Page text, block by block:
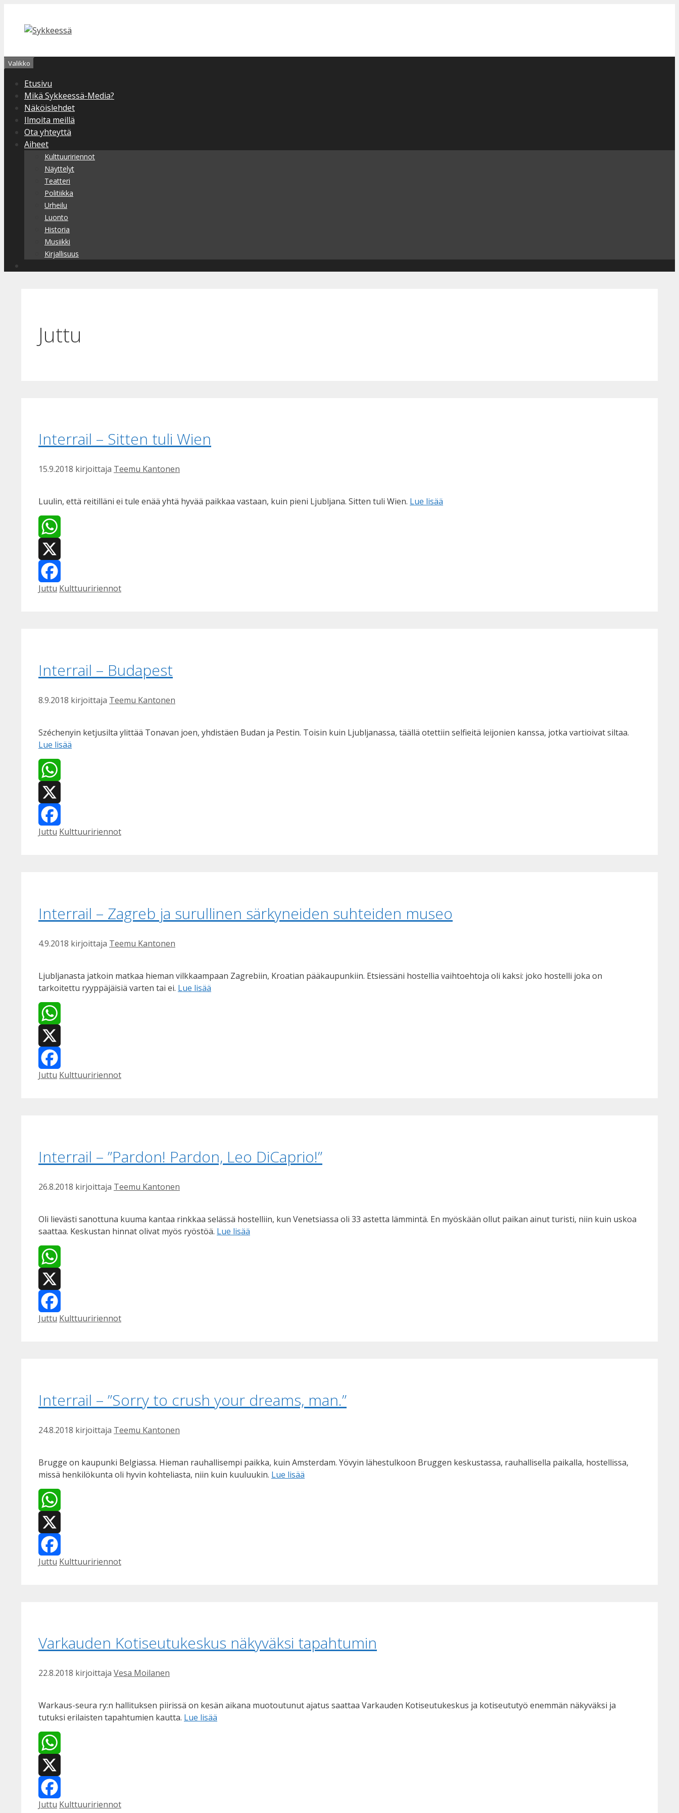
sisältöön
Valikko
Etusivu
Mikä Sykkeessä-Media?
Näköislehdet
Ilmoita meillä
Ota yhteyttä
Aiheet
Kulttuuririennot
Näyttelyt
Teatteri
Politiikka
Urheilu
Luonto
Historia
Musiikki
Kirjallisuus
Juttu
Interrail – Sitten tuli Wien
15.9.2018 kirjoittaja Teemu Kantonen
Luulin, että reitilläni ei tule enää yhtä hyvää paikkaa vastaan, kuin pieni Ljubljana. Sitten tuli Wien. Lue lisää
WhatsApp
X
Facebook
Kategoriat
Juttu Avainsanat
Kulttuuririennot
Interrail – Budapest
8.9.2018 kirjoittaja Teemu Kantonen
Széchenyin ketjusilta ylittää Tonavan joen, yhdistäen Budan ja Pestin. Toisin kuin Ljubljanassa, täällä otettiin selfieitä leijonien kanssa, jotka vartioivat siltaa.
Lue lisää
WhatsApp
X
Facebook
Kategoriat
Juttu Avainsanat
Kulttuuririennot
Interrail – Zagreb ja surullinen särkyneiden suhteiden museo
4.9.2018 kirjoittaja Teemu Kantonen
Ljubljanasta jatkoin matkaa hieman vilkkaampaan Zagrebiin, Kroatian pääkaupunkiin. Etsiessäni hostellia vaihtoehtoja oli kaksi: joko hostelli joka on
tarkoitettu ryyppäjäisiä varten tai ei. Lue lisää
WhatsApp
X
Facebook
Kategoriat
Juttu Avainsanat
Kulttuuririennot
Interrail – ”Pardon! Pardon, Leo DiCaprio!”
26.8.2018 kirjoittaja Teemu Kantonen
Oli lievästi sanottuna kuuma kantaa rinkkaa selässä hostelliin, kun Venetsiassa oli 33 astetta lämmintä. En myöskään ollut paikan ainut turisti, niin kuin uskoa
saattaa. Keskustan hinnat olivat myös ryöstöä. Lue lisää
WhatsApp
X
Facebook
Kategoriat
Juttu Avainsanat
Kulttuuririennot
Interrail – ”Sorry to crush your dreams, man.”
24.8.2018 kirjoittaja Teemu Kantonen
Brugge on kaupunki Belgiassa. Hieman rauhallisempi paikka, kuin Amsterdam. Yövyin lähestulkoon Bruggen keskustassa, rauhallisella paikalla, hostellissa,
missä henkilökunta oli hyvin kohteliasta, niin kuin kuuluukin. Lue lisää
WhatsApp
X
Facebook
Kategoriat
Juttu Avainsanat
Kulttuuririennot
Varkauden Kotiseutukeskus näkyväksi tapahtumin
22.8.2018 kirjoittaja Vesa Moilanen
Warkaus-seura ry:n hallituksen piirissä on kesän aikana muotoutunut ajatus saattaa Varkauden Kotiseutukeskus ja kotiseututyö enemmän näkyväksi ja
tutuksi erilaisten tapahtumien kautta. Lue lisää
WhatsApp
X
Facebook
Kategoriat
Juttu Avainsanat
Kulttuuririennot